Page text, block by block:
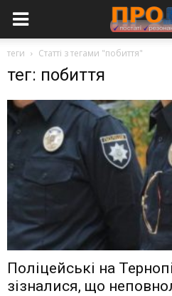
теги Статті з тегами "побиття"
тег: побиття
Поліцейські на
зізналися, що